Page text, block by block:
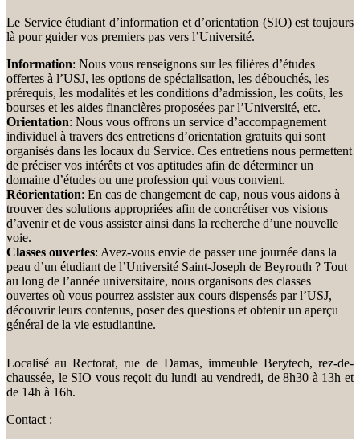
Le Service étudiant d’information et d’orientation (SIO) est toujours
là pour guider vos premiers pas vers l’Université.
Information: Nous vous renseignons sur les filières d’études
offertes à l’USJ, les options de spécialisation, les débouchés, les
prérequis, les modalités et les conditions d’admission, les coûts, les
bourses et les aides financières proposées par l’Université, etc.
Orientation: Nous vous offrons un service d’accompagnement
individuel à travers des entretiens d’orientation gratuits qui sont
organisés dans les locaux du Service. Ces entretiens nous permettent
de préciser vos intérêts et vos aptitudes afin de déterminer un
domaine d’études ou une profession qui vous convient.
Réorientation: En cas de changement de cap, nous vous aidons à
trouver des solutions appropriées afin de concrétiser vos visions
d’avenir et de vous assister ainsi dans la recherche d’une nouvelle
voie.
Classes ouvertes: Avez-vous envie de passer une journée dans la
peau d’un étudiant de l’Université Saint-Joseph de Beyrouth ? Tout
au long de l’année universitaire, nous organisons des classes
ouvertes où vous pourrez assister aux cours dispensés par l’USJ,
découvrir leurs contenus, poser des questions et obtenir un aperçu
général de la vie estudiantine.
Localisé au Rectorat, rue de Damas, immeuble Berytech, rez-de-
chaussée, le SIO vous reçoit du lundi au vendredi, de 8h30 à 13h et
de 14h à 16h.
Contact :